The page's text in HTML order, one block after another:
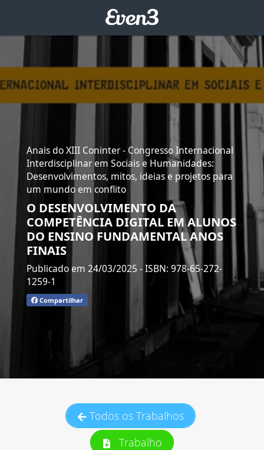
Anais do XIII Coninter - Congresso Internacional
Interdisciplinar em Sociais e Humanidades:
Desenvolvimentos, mitos, ideias e projetos para
um mundo em conflito
O DESENVOLVIMENTO DA
COMPETÊNCIA DIGITAL EM ALUNOS
DO ENSINO FUNDAMENTAL ANOS
FINAIS
Publicado em 24/03/2025 - ISBN: 978-65-272-
1259-1
Compartilhar
Todos os Trabalhos
Trabalho